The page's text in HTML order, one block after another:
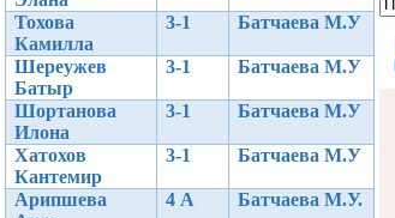
Тохова
Камилла
3-1 Батчаева М.У
Шереужев
Батыр
3-1 Батчаева М.У
Шортанова
Илона
3-1 Батчаева М.У
Хатохов
Кантемир
3-1 Батчаева М.У
Арипшева
4 А Батчаева М.У.